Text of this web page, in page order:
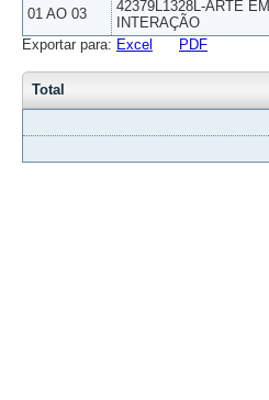
01 AO 03
42379L1328L-ARTE EM
INTERAÇÃO
Exportar para: Excel PDF
Total